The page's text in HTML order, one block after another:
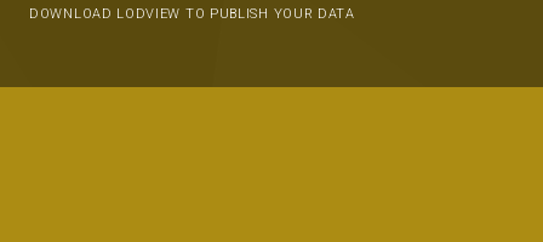
DOWNLOAD LODVIEW TO PUBLISH YOUR DATA